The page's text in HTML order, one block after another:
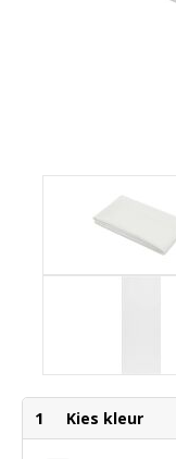
1 Kies kleur